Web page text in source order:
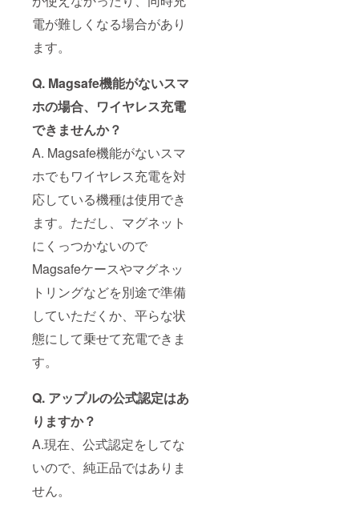
電が難しくなる場合があり
ます。
Q. Magsafe機能がないスマ
ホの場合、ワイヤレス充電
できませんか？
A. Magsafe機能がないスマ
ホでもワイヤレス充電を対
応している機種は使用でき
ます。ただし、マグネット
にくっつかないので
Magsafeケースやマグネッ
トリングなどを別途で準備
していただくか、平らな状
態にして乗せて充電できま
す。
Q. アップルの公式認定はあ
りますか？
A.現在、公式認定をしてな
いので、純正品ではありま
せん。